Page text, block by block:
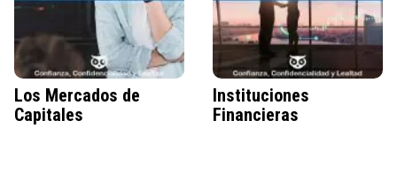
Los Mercados de
Capitales
Instituciones
Financieras